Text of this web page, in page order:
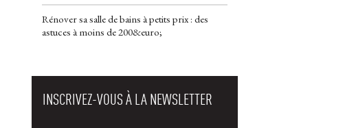
Rénover sa salle de bains à petits prix : des
astuces à moins de 200&euro;
INSCRIVEZ-VOUS À LA NEWSLETTER